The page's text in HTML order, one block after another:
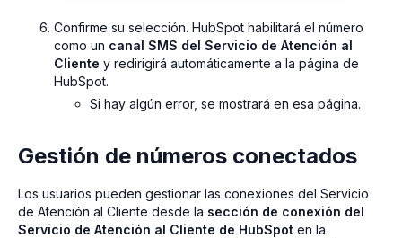
Confirme su selección. HubSpot habilitará el número
como un canal SMS del Servicio de Atención al
Cliente y redirigirá automáticamente a la página de
HubSpot.
Si hay algún error, se mostrará en esa página.
Gestión de números conectados
Los usuarios pueden gestionar las conexiones del Servicio
de Atención al Cliente desde la sección de conexión del
Servicio de Atención al Cliente de HubSpot en la